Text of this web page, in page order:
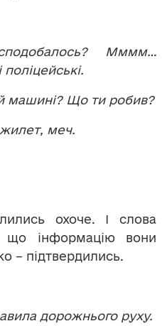
Мммм…
машині? Що ти робив?
меч.
охоче. І слова
що інформацію вони
– підтвердились.
дорожнього руху.